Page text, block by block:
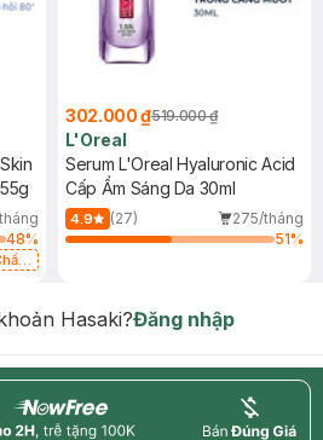
48%
302.000 ₫519.000 ₫
L'Oreal
Serum L'Oreal Hyaluronic Acid
Cấp Ẩm Sáng Da 30ml
4.9 (27)
275/tháng
51%
Hasaki?Đăng nhập